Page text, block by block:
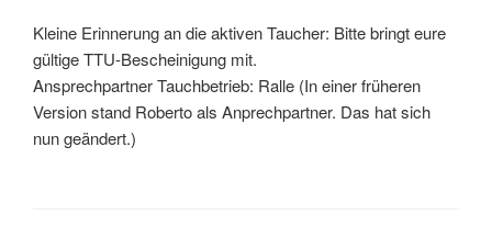
Kleine Erinnerung an die aktiven Taucher: Bitte bringt eure
gültige TTU-Bescheinigung mit.
Ansprechpartner Tauchbetrieb: Ralle (In einer früheren
Version stand Roberto als Anprechpartner. Das hat sich
nun geändert.)